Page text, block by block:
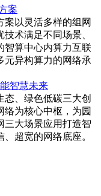
案
案以灵活多样的组网
术满足不同场景、
智算中心内算力互联
元异构算力的网络承
智慧未来
态、绿色低碳三大创
络为核心中枢，为园
三大场景应用打造智
超宽的网络底座。